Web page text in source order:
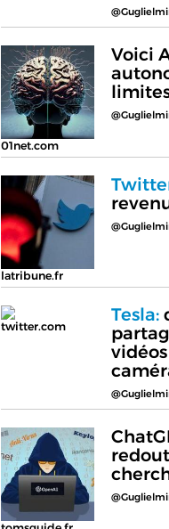
01net.com
Voici
latribune.fr
twitter.com
Tesla: